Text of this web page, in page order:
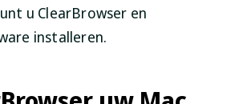
u ClearBrowser en
installeren.